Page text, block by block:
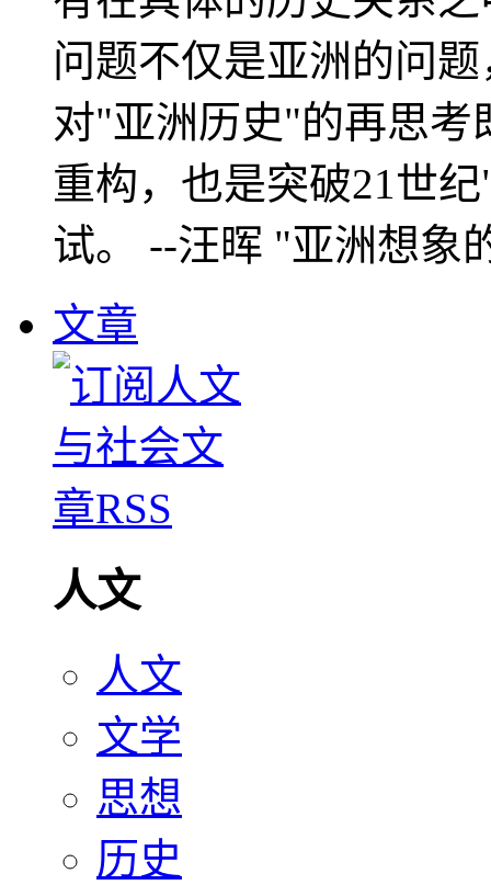
问题不仅是亚洲的问
对"亚洲历史"的再思考
重构，也是突破21世
试。 --汪晖 "亚洲想象
文章
人文
人文
文学
思想
历史